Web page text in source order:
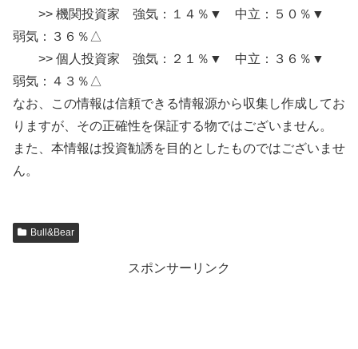
>> 機関投資家 強気：１４％▼ 中立：５０％▼
弱気：３６％△
>> 個人投資家 強気：２１％▼ 中立：３６％▼
弱気：４３％△
なお、この情報は信頼できる情報源から収集し作成してお
りますが、その正確性を保証する物ではございません。
また、本情報は投資勧誘を目的としたものではございませ
ん。
Bull&Bear
スポンサーリンク